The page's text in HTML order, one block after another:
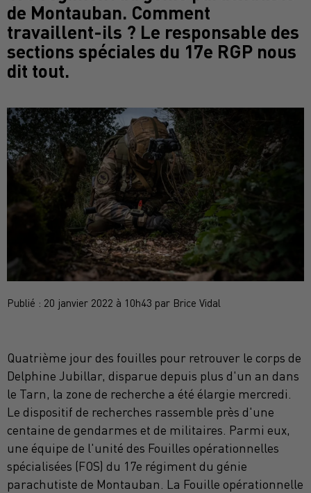
de Montauban. Comment
travaillent-ils ? Le responsable des
sections spéciales du 17e RGP nous
dit tout.
Publié : 20 janvier 2022 à 10h43 par Brice Vidal
Quatrième jour des fouilles pour retrouver le corps de
Delphine Jubillar, disparue depuis plus d'un an dans
le Tarn, la zone de recherche a été élargie mercredi.
Le dispositif de recherches rassemble près d'une
centaine de gendarmes et de militaires. Parmi eux,
une équipe de l'unité des Fouilles opérationnelles
spécialisées (FOS) du 17e régiment du génie
parachutiste de Montauban. La Fouille opérationnelle